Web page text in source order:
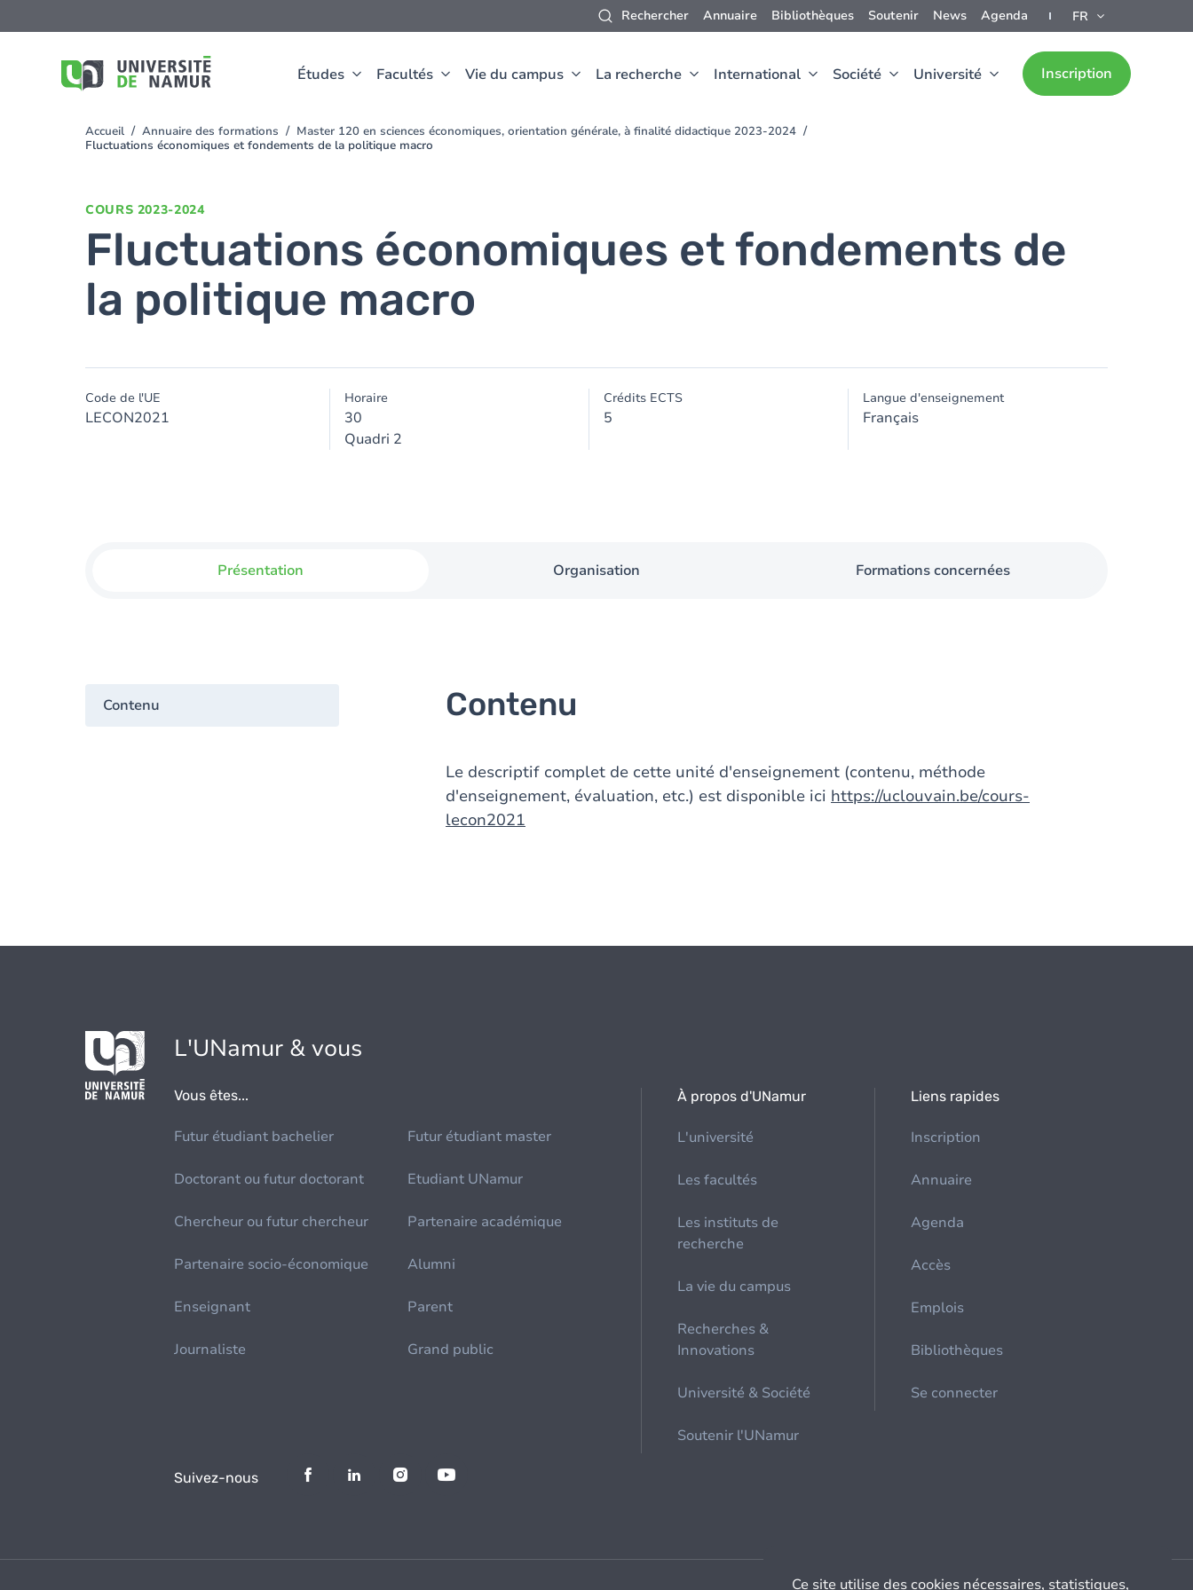
Rechercher Annuaire Bibliothèques Soutenir News Agenda FR
Études Facultés Vie du campus La recherche International Société Université Inscription
au
You
Accueil Annuaire des formations
Master 120 en sciences économiques, orientation générale, à finalité didactique 2023-2024
Fluctuations économiques et fondements de la politique macro
COURS 2023-2024
Fluctuations économiques et fondements de
la politique macro
Code de l'UE
LECON2021
Horaire
30
Quadri 2
Crédits ECTS
5
Langue d'enseignement
Français
Présentation Organisation Formations concernées
Contenu Contenu
Le descriptif complet de cette unité d'enseignement (contenu, méthode
d'enseignement, évaluation, etc.) est disponible ici https://uclouvain.be/cours-
lecon2021
L'UNamur & vous
Vous êtes...
Futur étudiant bachelier Futur étudiant master
Doctorant ou futur doctorant Etudiant UNamur
Chercheur ou futur chercheur Partenaire académique
Partenaire socio-économique Alumni
Enseignant Parent
Journaliste Grand public
À propos d'UNamur
L'université
Les facultés
Les instituts de
recherche
La vie du campus
Recherches &
Innovations
Université & Société
Soutenir l'UNamur
Liens rapides
Inscription
Annuaire
Agenda
Accès
Emplois
Bibliothèques
Se connecter
Suivez-nous
Ce site utilise des cookies nécessaires, statistiques,